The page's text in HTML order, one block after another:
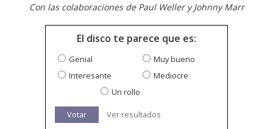
Con las colaboraciones de Paul Weller y Johnny Marr
El disco te parece que es:
Genial
Muy bueno
Interesante
Mediocre
Un rollo
Votar Ver resultados